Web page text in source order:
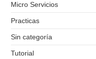
Micro Servicios
Practicas
Sin categoría
Tutorial